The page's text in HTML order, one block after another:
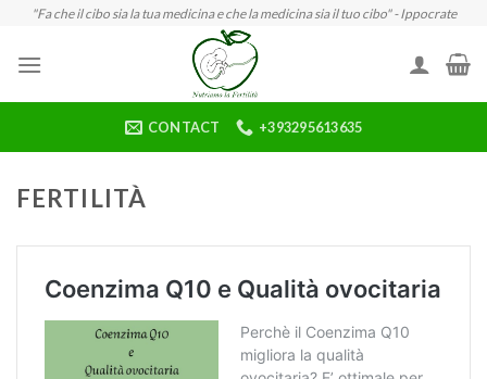
content
"Fa che il cibo sia la tua medicina e che la medicina sia il tuo cibo" - Ippocrate
CONTACT +393295613635
FERTILITÀ